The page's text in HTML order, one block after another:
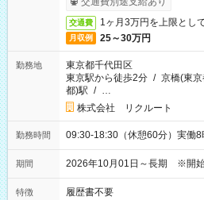
交通費 1ヶ月3万円を上限とし
月収例 25～30万円
勤務地
東京都千代田区
東京駅から徒歩2分 / 京橋(東
都)駅 / …
株式会社 リクルート
勤務時間 09:30-18:30（休憩60分）実働8
期間 2026年10月01日～長期 ※開
特徴 履歴書不要